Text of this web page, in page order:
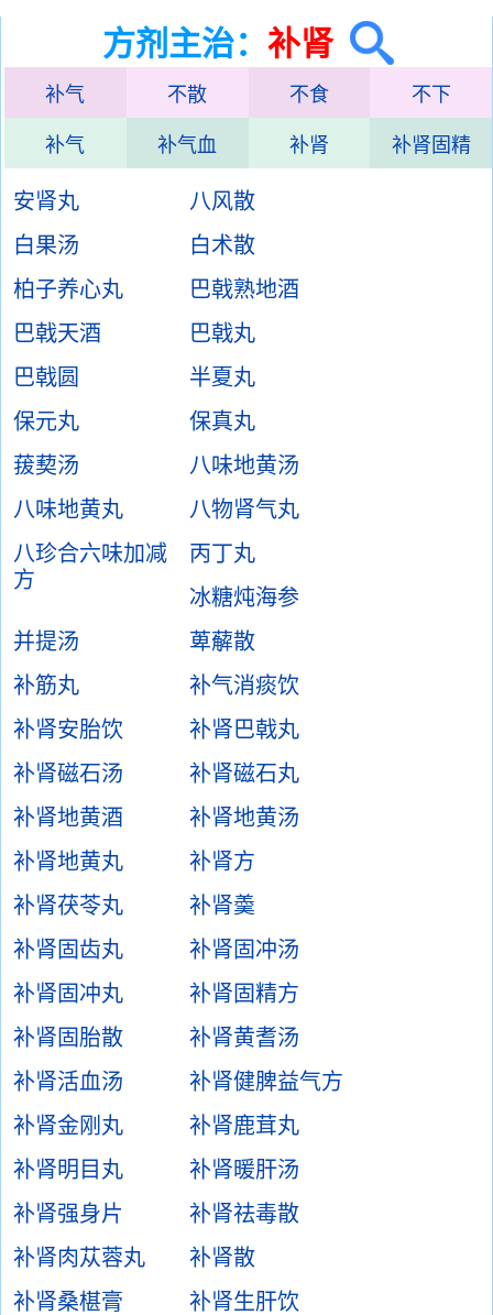
方剂主治： 补肾
补气 不散 不食 不下
补气 补气血 补肾 补肾固精
安肾丸
八风散
白果汤
白术散
柏子养心丸
巴戟熟地酒
巴戟天酒
巴戟丸
巴戟圆
半夏丸
保元丸
保真丸
菝葜汤
八味地黄汤
八味地黄丸
八物肾气丸
八珍合六味加减
方
丙丁丸
冰糖炖海参
并提汤
萆薢散
补筋丸
补气消痰饮
补肾安胎饮
补肾巴戟丸
补肾磁石汤
补肾磁石丸
补肾地黄酒
补肾地黄汤
补肾地黄丸
补肾方
补肾茯苓丸
补肾羮
补肾固齿丸
补肾固冲汤
补肾固冲丸
补肾固精方
补肾固胎散
补肾黄耆汤
补肾活血汤
补肾健脾益气方
补肾金刚丸
补肾鹿茸丸
补肾明目丸
补肾暖肝汤
补肾强身片
补肾祛毒散
补肾肉苁蓉丸
补肾散
补肾桑椹膏
补肾生肝饮